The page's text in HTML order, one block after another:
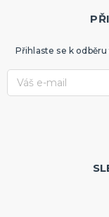
Přihlaste se k